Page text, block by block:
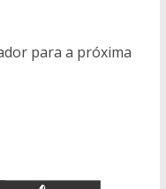
para a próxima